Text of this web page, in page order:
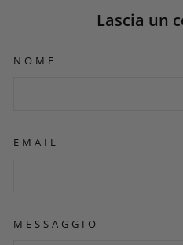
Lascia un
NOME
EMAIL
MESSAGGIO